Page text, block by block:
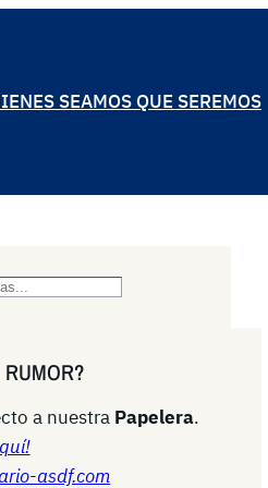
SEAMOS QUE SEREMOS
a nuestra Papelera.
asdf.com